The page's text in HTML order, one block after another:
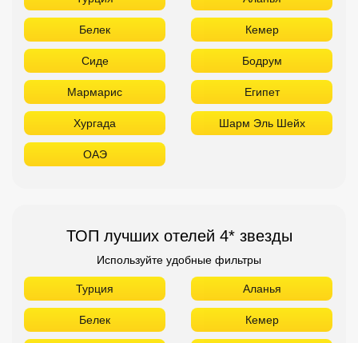
Белек Кемер
Сиде Бодрум
Мармарис Египет
Хургада Шарм Эль Шейх
ОАЭ
ТОП лучших отелей 4* звезды
Используйте удобные фильтры
Турция Аланья
Белек Кемер